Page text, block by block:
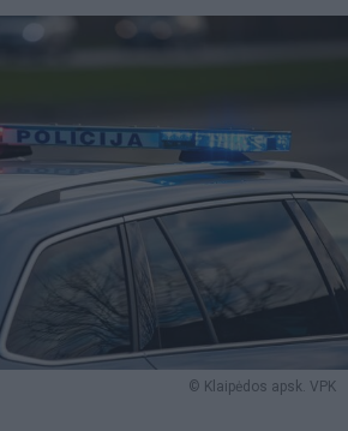
© Klaipėdos apsk. VPK